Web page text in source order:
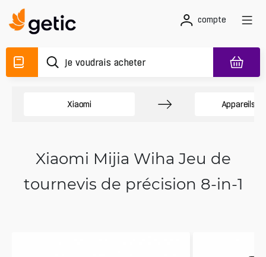
compte
Xiaomi Appareils
Xiaomi Mijia Wiha Jeu de
tournevis de précision 8-in-1